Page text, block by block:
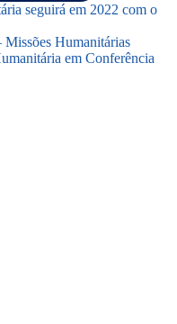
seguirá em 2022 com o
Missões Humanitárias
em Conferência